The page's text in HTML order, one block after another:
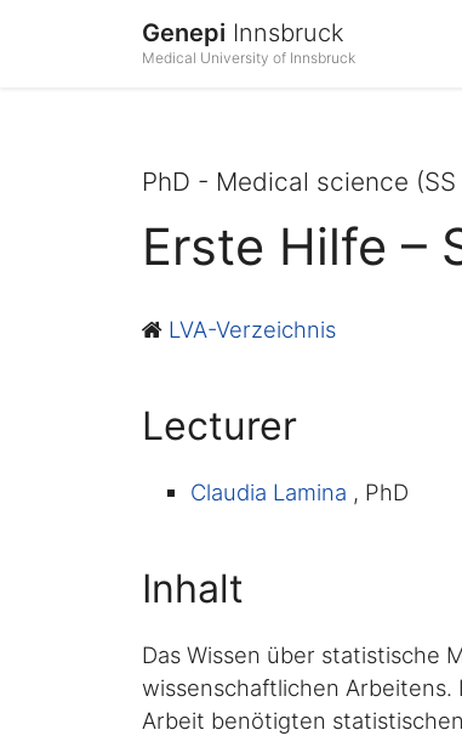
Genepi Innsbruck
Medical University of Innsbruck
PhD - Medical science
Erste Hilfe –
LVA-Verzeichnis
Lecturer
Claudia Lamina , PhD
Inhalt
Das Wissen über statistische
wissenschaftlichen
Arbeit benötigten